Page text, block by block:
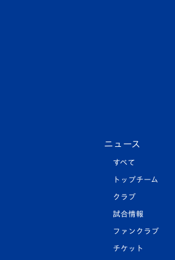
ニュース
すべて
トップチーム
クラブ
試合情報
ファンクラブ
チケット